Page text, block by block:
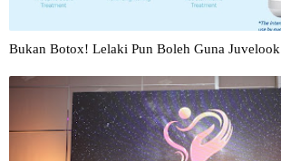
Bukan Botox! Lelaki Pun Boleh Guna Juvelook